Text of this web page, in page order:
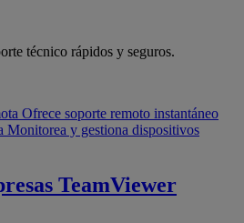
técnico rápidos y seguros.
Ofrece soporte remoto instantáneo
Monitorea y gestiona dispositivos
TeamViewer